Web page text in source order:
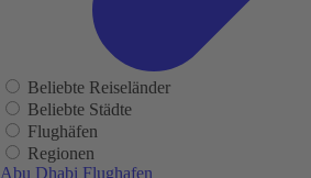
Beliebte Reiseländer
Beliebte Städte
Flughäfen
Regionen
Abu Dhabi Flughafen